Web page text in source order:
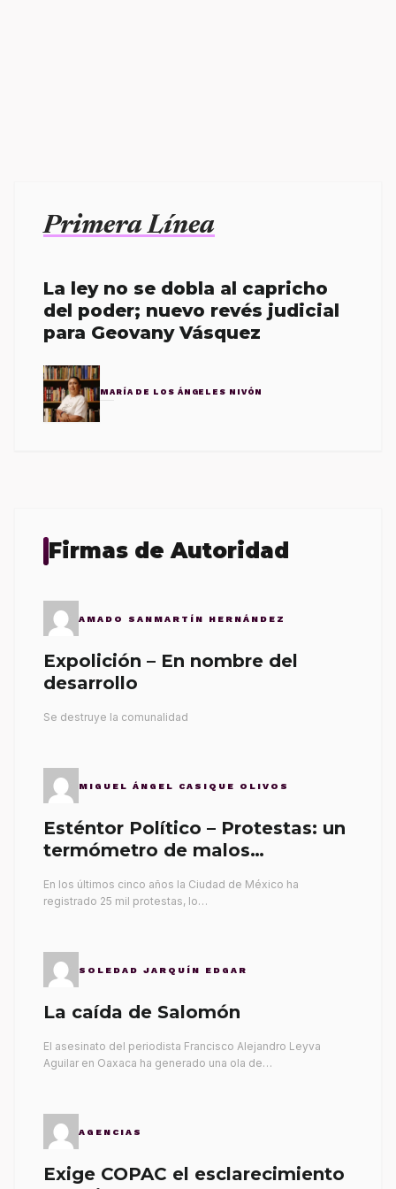
Primera Línea
La ley no se dobla al capricho
del poder; nuevo revés judicial
para Geovany Vásquez
MARÍA DE LOS ÁNGELES NIVÓN
Firmas de Autoridad
AMADO SANMARTÍN HERNÁNDEZ
Expolición – En nombre del
desarrollo
Se destruye la comunalidad
MIGUEL ÁNGEL CASIQUE OLIVOS
Esténtor Político – Protestas: un
termómetro de malos
En los últimos cinco años la Ciudad de México ha
registrado 25 mil protestas, lo…
SOLEDAD JARQUÍN EDGAR
La caída de Salomón
El asesinato del periodista Francisco Alejandro Leyva
Aguilar en Oaxaca ha generado una ola de…
AGENCIAS
Exige COPAC el esclarecimiento